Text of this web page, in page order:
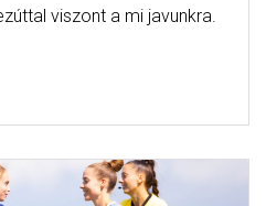
viszont a mi javunkra.